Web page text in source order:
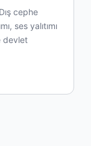
cephe
ses yalıtımı
devlet